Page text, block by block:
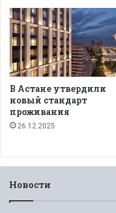
В Астане утвердили
новый стандарт
проживания
26.12.2025
Новости